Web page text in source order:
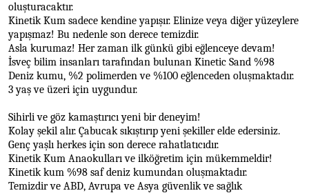
oluşturacaktır.
Kinetik Kum sadece kendine yapışır. Elinize veya diğer yüzeylere
yapışmaz! Bu nedenle son derece temizdir.
Asla kurumaz! Her zaman ilk günkü gibi eğlenceye devam!
İsveç bilim insanları tarafından bulunan Kinetic Sand %98
Deniz kumu, %2 polimerden ve %100 eğlenceden oluşmaktadır.
3 yaş ve üzeri için uygundur.
Sihirli ve göz kamaştırıcı yeni bir deneyim!
Kolay şekil alır. Çabucak sıkıştırıp yeni şekiller elde edersiniz.
Genç yaşlı herkes için son derece rahatlatıcıdır.
Kinetik Kum Anaokulları ve ilköğretim için mükemmeldir!
Kinetik kum %98 saf deniz kumundan oluşmaktadır.
Temizdir ve ABD, Avrupa ve Asya güvenlik ve sağlık